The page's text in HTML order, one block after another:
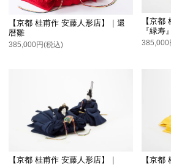
【京都 桂甫作 安藤人形店】｜還
暦雛
385,000円(税込)
【京都
『緑寿
385,000
【京都 桂甫作 安藤人形店】｜
【京都